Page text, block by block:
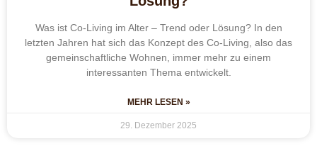
Was ist Co-Living im Alter – Trend oder Lösung? In den
letzten Jahren hat sich das Konzept des Co-Living, also das
gemeinschaftliche Wohnen, immer mehr zu einem
interessanten Thema entwickelt.
MEHR LESEN »
29. Dezember 2025